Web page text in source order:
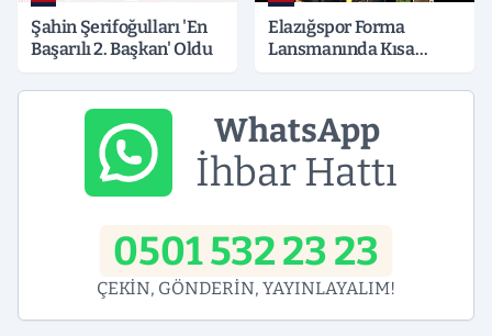
Şahin Şerifoğulları 'En
Başarılı 2. Başkan' Oldu
Elazığspor Forma
Lansmanında Kısa
WhatsApp
İhbar Hattı
0501 532 23 23
ÇEKİN, GÖNDERİN, YAYINLAYALIM!